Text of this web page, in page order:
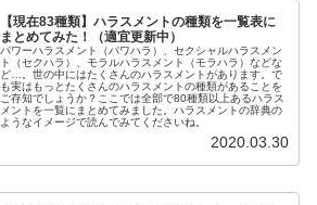
【現在83種類】ハラスメントの種類を一覧表に
まとめてみた！（適宜更新中）
パワーハラスメント（パワハラ）、セクシャルハラスメン
ト（セクハラ）、モラルハラスメント（モラハラ）などな
ど…。世の中にはたくさんのハラスメントがあります。で
も実はもっとたくさんのハラスメントの種類があることを
ご存知でしょうか？ここでは全部で80種類以上あるハラス
メントを一覧にまとめてみました。ハラスメントの辞典の
ようなイメージで読んでみてくださいね。
2020.03.30